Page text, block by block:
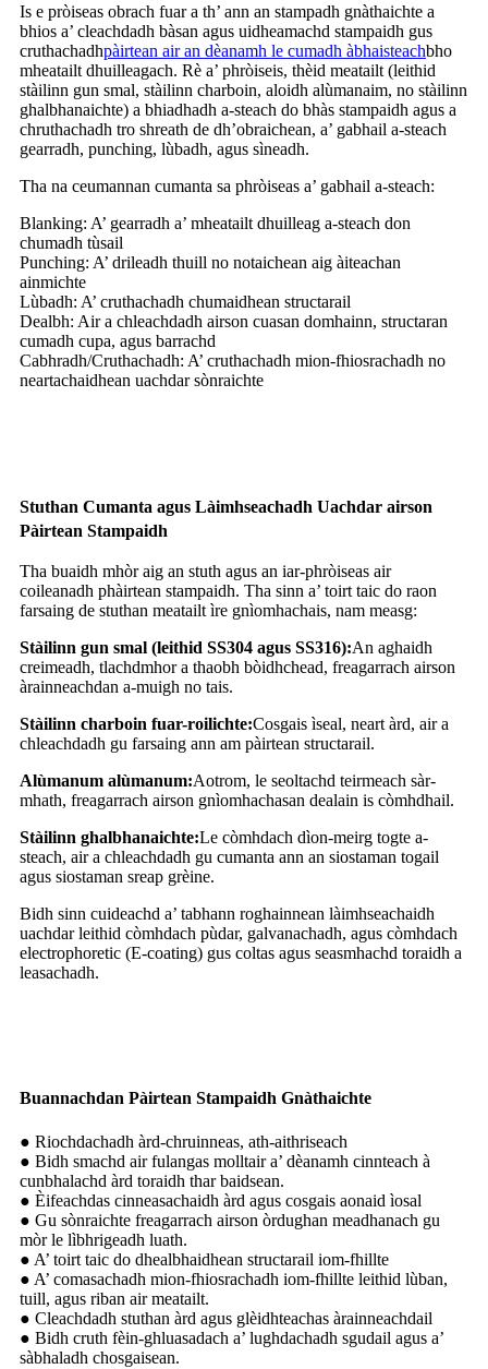
Is e pròiseas obrach fuar a th’ ann an stampadh gnàthaichte a
bhios a’ cleachdadh bàsan agus uidheamachd stampaidh gus
cruthachadhpàirtean air an dèanamh le cumadh àbhaisteachbho
mheatailt dhuilleagach. Rè a’ phròiseis, thèid meatailt (leithid
stàilinn gun smal, stàilinn charboin, aloidh alùmanaim, no stàilinn
ghalbhanaichte) a bhiadhadh a-steach do bhàs stampaidh agus a
chruthachadh tro shreath de dh’obraichean, a’ gabhail a-steach
gearradh, punching, lùbadh, agus sìneadh.
Tha na ceumannan cumanta sa phròiseas a’ gabhail a-steach:
Blanking: A’ gearradh a’ mheatailt dhuilleag a-steach don
chumadh tùsail
Punching: A’ drileadh thuill no notaichean aig àiteachan
ainmichte
Lùbadh: A’ cruthachadh chumaidhean structarail
Dealbh: Air a chleachdadh airson cuasan domhainn, structaran
cumadh cupa, agus barrachd
Cabhradh/Cruthachadh: A’ cruthachadh mion-fhiosrachadh no
neartachaidhean uachdar sònraichte
Stuthan Cumanta agus Làimhseachadh Uachdar airson
Pàirtean Stampaidh
Tha buaidh mhòr aig an stuth agus an iar-phròiseas air
coileanadh phàirtean stampaidh. Tha sinn a’ toirt taic do raon
farsaing de stuthan meatailt ìre gnìomhachais, nam measg:
Stàilinn gun smal (leithid SS304 agus SS316):An aghaidh
creimeadh, tlachdmhor a thaobh bòidhchead, freagarrach airson
àrainneachdan a-muigh no tais.
Stàilinn charboin fuar-roilichte:Cosgais ìseal, neart àrd, air a
chleachdadh gu farsaing ann am pàirtean structarail.
Alùmanum alùmanum:Aotrom, le seoltachd teirmeach sàr-
mhath, freagarrach airson gnìomhachasan dealain is còmhdhail.
Stàilinn ghalbhanaichte:Le còmhdach dìon-meirg togte a-
steach, air a chleachdadh gu cumanta ann an siostaman togail
agus siostaman sreap grèine.
Bidh sinn cuideachd a’ tabhann roghainnean làimhseachaidh
uachdar leithid còmhdach pùdar, galvanachadh, agus còmhdach
electrophoretic (E-coating) gus coltas agus seasmhachd toraidh a
leasachadh.
Buannachdan Pàirtean Stampaidh Gnàthaichte
● Riochdachadh àrd-chruinneas, ath-aithriseach
● Bidh smachd air fulangas molltair a’ dèanamh cinnteach à
cunbhalachd àrd toraidh thar baidsean.
● Èifeachdas cinneasachaidh àrd agus cosgais aonaid ìosal
● Gu sònraichte freagarrach airson òrdughan meadhanach gu
mòr le lìbhrigeadh luath.
● A’ toirt taic do dhealbhaidhean structarail iom-fhillte
● A’ comasachadh mion-fhiosrachadh iom-fhillte leithid lùban,
tuill, agus riban air meatailt.
● Cleachdadh stuthan àrd agus glèidhteachas àrainneachdail
● Bidh cruth fèin-ghluasadach a’ lughdachadh sgudail agus a’
sàbhaladh chosgaisean.